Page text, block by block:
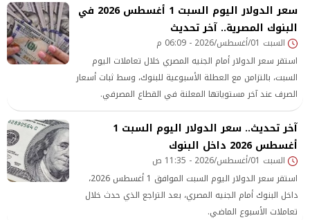
سعر الدولار اليوم السبت 1 أغسطس 2026 في
البنوك المصرية.. آخر تحديث
السبت 01/أغسطس/2026 - 06:09 م
استقر سعر الدولار أمام الجنيه المصري خلال تعاملات اليوم
السبت، بالتزامن مع العطلة الأسبوعية للبنوك، وسط ثبات أسعار
الصرف عند آخر مستوياتها المعلنة في القطاع المصرفي.
آخر تحديث.. سعر الدولار اليوم السبت 1
أغسطس 2026 داخل البنوك
السبت 01/أغسطس/2026 - 11:35 ص
استقر سعر الدولار اليوم السبت الموافق 1 أغسطس 2026،
داخل البنوك أمام الجنيه المصري، بعد التراجع الذي حدث خلال
تعاملات الأسبوع الماضي.